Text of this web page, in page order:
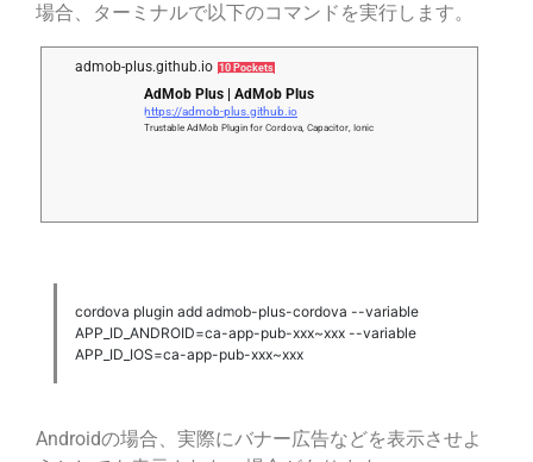
場合、ターミナルで以下のコマンドを実行します。
admob-plus.github.io 10 Pockets
AdMob Plus | AdMob Plus
https://admob-plus.github.io
Trustable AdMob Plugin for Cordova, Capacitor, Ionic
cordova plugin add admob-plus-cordova --variable
APP_ID_ANDROID=ca-app-pub-xxx~xxx --variable
APP_ID_IOS=ca-app-pub-xxx~xxx
Androidの場合、実際にバナー広告などを表示させよ